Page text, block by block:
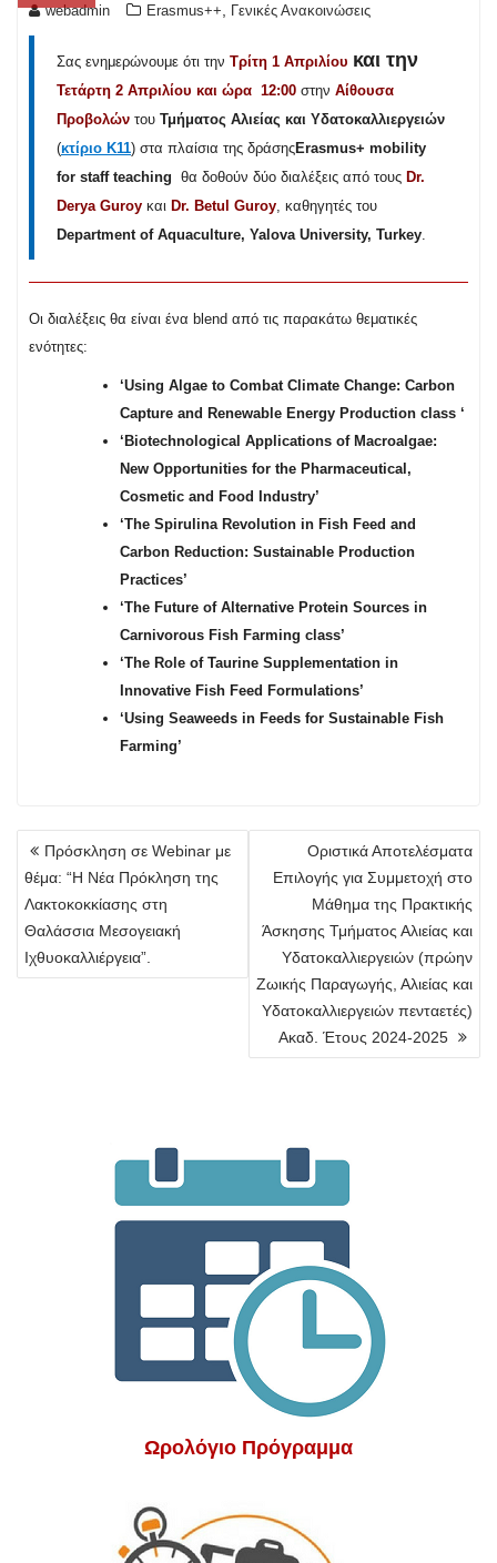
webadmin Erasmus++ Γενικές Ανακοινώσεις
Σας ενημερώνουμε ότι την Τρίτη 1 Απριλίου και την
Τετάρτη 2 Απριλίου και ώρα 12:00 στην Αίθουσα
Προβολών του Τμήματος Αλιείας και Υδατοκαλλιεργειών
(κτίριο Κ11) στα πλαίσια της δράσηςErasmus+ mobility
for staff teaching θα δοθούν δύο διαλέξεις από τους Dr.
Derya Guroy και Dr. Betul Guroy , καθηγητές του
Department of Aquaculture, Yalova University, Turkey
Οι διαλέξεις θα είναι ένα blend από τις παρακάτω θεματικές
ενότητες:
‘Using Algae to Combat Climate Change: Carbon
Capture and Renewable Energy Production class ‘
‘Biotechnological Applications of Macroalgae:
New Opportunities for the Pharmaceutical,
Cosmetic and Food Industry’
‘The Spirulina Revolution in Fish Feed and
Carbon Reduction: Sustainable Production
Practices’
‘The Future of Alternative Protein Sources in
Carnivorous Fish Farming class’
‘The Role of Taurine Supplementation in
Innovative Fish Feed Formulations’
‘Using Seaweeds in Feeds for Sustainable Fish
Farming’
Πλοήγηση
άρθρων
Πρόσκληση σε Webinar με
θέμα: “Η Νέα Πρόκληση της
Λακτοκοκκίασης στη
Θαλάσσια Μεσογειακή
Ιχθυοκαλλιέργεια”.
Οριστικά Αποτελέσματα
Επιλογής για Συμμετοχή στο
Μάθημα της Πρακτικής
Άσκησης Τμήματος Αλιείας και
Υδατοκαλλιεργειών (πρώην
Ζωικής Παραγωγής, Αλιείας και
Υδατοκαλλιεργειών πενταετές)
Ακαδ. Έτους 2024-2025
Ωρολόγιο Πρόγραμμα